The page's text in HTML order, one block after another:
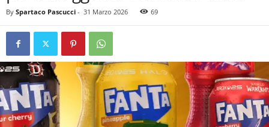
By Spartaco Pascucci - 31 Marzo 2026 69